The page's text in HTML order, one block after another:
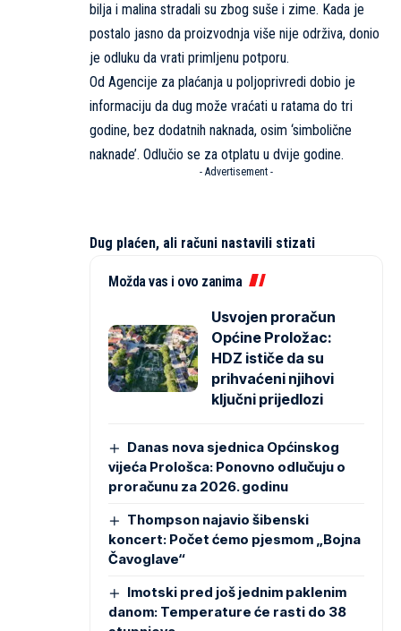
bilja i malina stradali su zbog suše i zime. Kada je
postalo jasno da proizvodnja više nije održiva, donio
je odluku da vrati primljenu potporu.
Od Agencije za plaćanja u poljoprivredi dobio je
informaciju da dug može vraćati u ratama do tri
godine, bez dodatnih naknada, osim ‘simbolične
naknade’. Odlučio se za otplatu u dvije godine.
- Advertisement -
Dug plaćen, ali računi nastavili stizati
Možda vas i ovo zanima
Usvojen proračun
Općine Proložac:
HDZ ističe da su
prihvaćeni njihovi
ključni prijedlozi
Danas nova sjednica Općinskog
vijeća Prološca: Ponovno odlučuju o
proračunu za 2026. godinu
Thompson najavio šibenski
koncert: Počet ćemo pjesmom „Bojna
Čavoglave“
Imotski pred još jednim paklenim
danom: Temperature će rasti do 38